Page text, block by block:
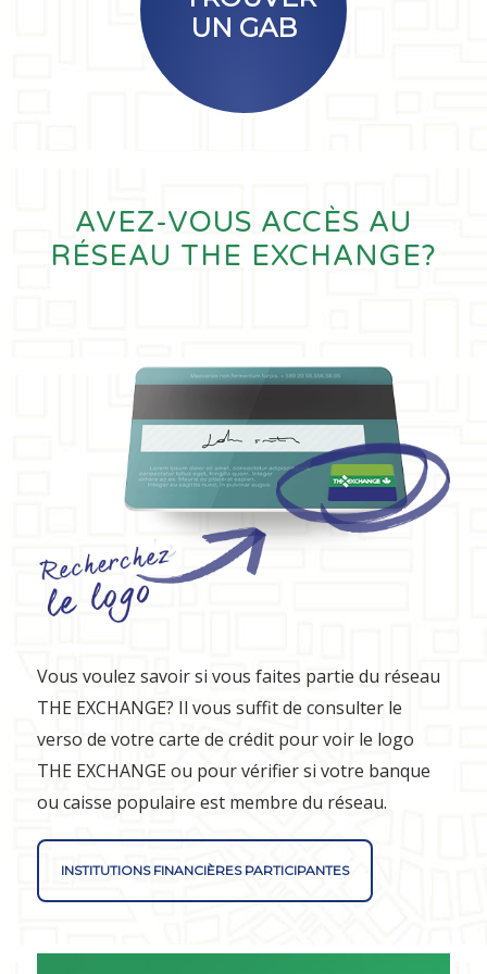
UN GAB
AVEZ-VOUS ACCÈS AU
RÉSEAU THE EXCHANGE?
Vous voulez savoir si vous faites partie du réseau
THE EXCHANGE? Il vous suffit de consulter le
verso de votre carte de crédit pour voir le logo
THE EXCHANGE ou pour vérifier si votre banque
ou caisse populaire est membre du réseau.
INSTITUTIONS FINANCIÈRES PARTICIPANTES